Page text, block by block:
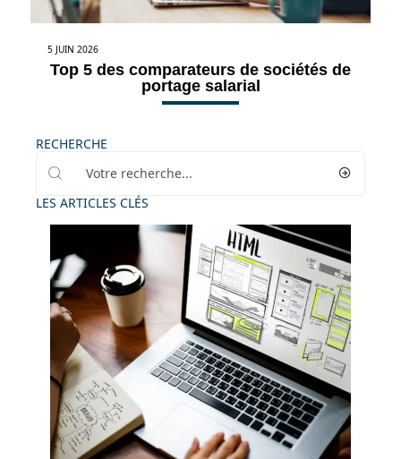
5 JUIN 2026
Top 5 des comparateurs de sociétés de
portage salarial
RECHERCHE
LES ARTICLES CLÉS